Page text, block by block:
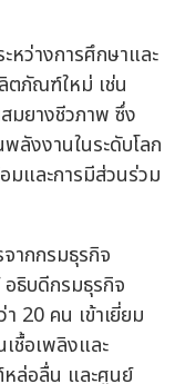
หว่างการศึกษาและ
ตภัณฑ์ใหม่ เช่น
มยางชีวภาพ ซึ่ง
ลังงานในระดับโลก
และการมีส่วนร่วม
ากกรมธุรกิจ
ธิบดีกรมธุรกิจ
20 คน เข้าเยี่ยม
ชื้อเพลิงและ
ล่อลื่น และศูนย์